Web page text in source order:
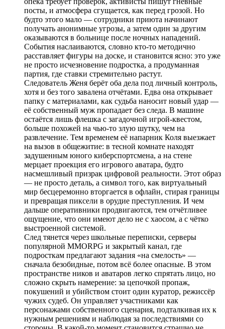
посты, и атмосфера сгущается, как перед грозой. Но
будто этого мало — сотрудники приюта начинают
получать анонимные угрозы, а затем один за другим
оказываются в больнице после ночных нападений.
События наслаиваются, словно кто-то методично
расставляет фигуры на доске, и становится ясно: это уже
не просто исчезновение подростка, а продуманная
партия, где ставки стремительно растут.
Следователь Женя берёт оба дела под личный контроль,
хотя и без того завалена отчётами. Едва она открывает
папку с материалами, как судьба наносит новый удар —
её собственный муж пропадает без следа. В машине
остаётся лишь флешка с загадочной игрой-квестом,
больше похожей на чью-то злую шутку, чем на
развлечение. Тем временем её напарник Коля выезжает
на вызов в общежитие: в тесной комнате находят
задушенным юного киберспортсмена, а на стене
мерцает проекция его игрового аватара, будто
насмешливый призрак цифровой реальности. Этот образ
— не просто деталь, а символ того, как виртуальный
мир бесцеремонно вторгается в офлайн, стирая границы
и превращая пиксели в орудие преступления. И чем
дальше оперативники продвигаются, тем отчётливее
ощущение, что они имеют дело не с хаосом, а с чётко
выстроенной системой.
След тянется через школьные переписки, серверы
популярной MMORPG и закрытый канал, где
подросткам предлагают задания «на смелость» —
сначала безобидные, потом всё более опасные. В этом
пространстве ников и аватаров легко спрятать лицо, но
сложно скрыть намерение: за цепочкой пропаж,
покушений и убийством стоит один куратор, режиссёр
чужих судеб. Он управляет участниками как
персонажами собственного сценария, подталкивая их к
нужным решениям и наблюдая за последствиями со